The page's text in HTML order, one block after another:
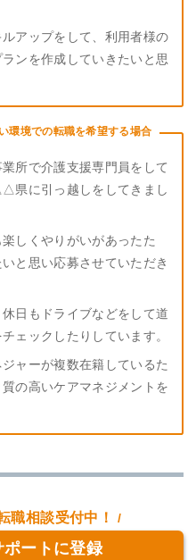
アップをして、利用者様の
ンを作成していきたいと思
環境での転職を希望する場合
所で介護支援専門員をして
県に引っ越しをしてきまし
しくやりがいがあったた
と思い応募させていただき
日もドライブなどをして道
ェックしたりしています。
ャーが複数在籍しているた
の高いケアマネジメントを
職相談受付中！
ートに登録